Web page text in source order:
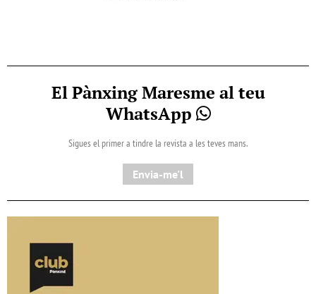
El Pànxing Maresme al teu
WhatsApp
Sigues el primer a tindre la revista a les teves mans.
Envia-me'l